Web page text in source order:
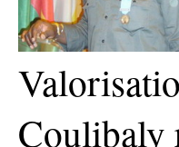
Coulibaly